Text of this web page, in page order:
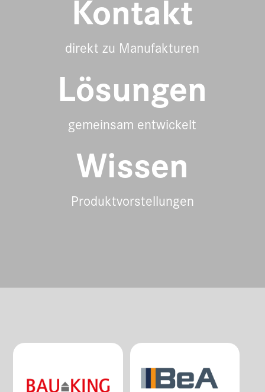
Kontakt
direkt zu Manufakturen
Lösungen
gemeinsam entwickelt
Wissen
Produktvorstellungen